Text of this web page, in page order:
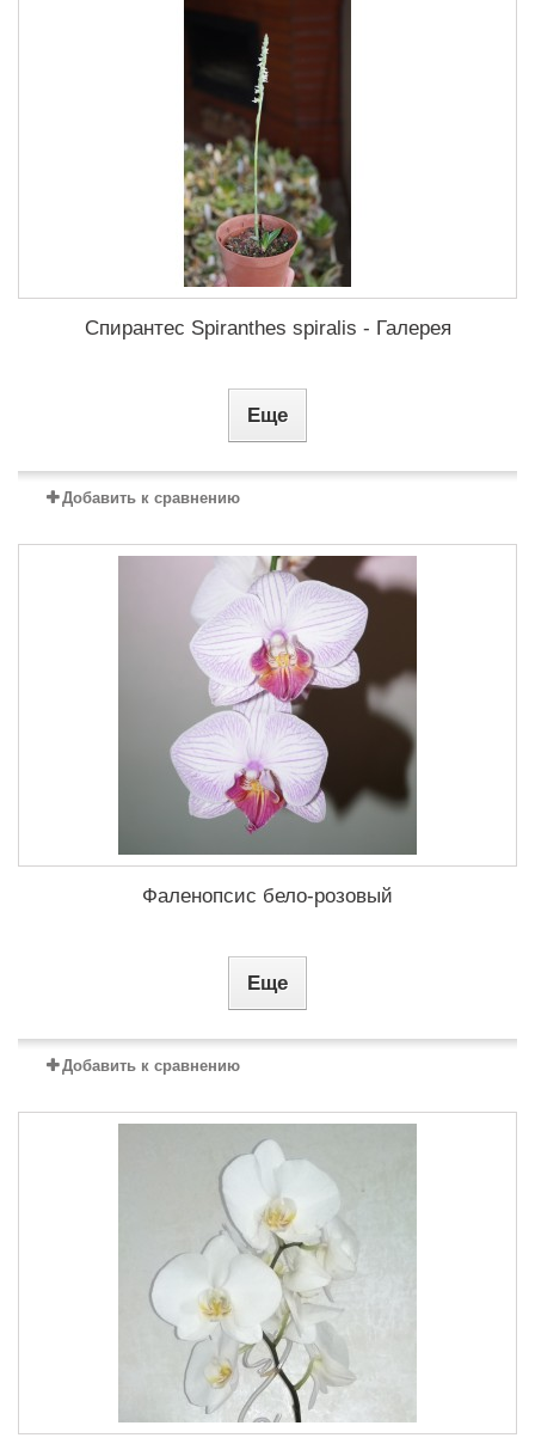
Спирантес Spiranthes spiralis - Галерея
Еще
Добавить к сравнению
Фаленопсис бело-розовый
Еще
Добавить к сравнению